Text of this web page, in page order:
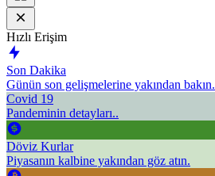
Hızlı Erişim
Son Dakika
Günün son gelişmelerine yakından bakın.
Covid 19
Pandeminin detayları..
Döviz Kurlar
Piyasanın kalbine yakından göz atın.